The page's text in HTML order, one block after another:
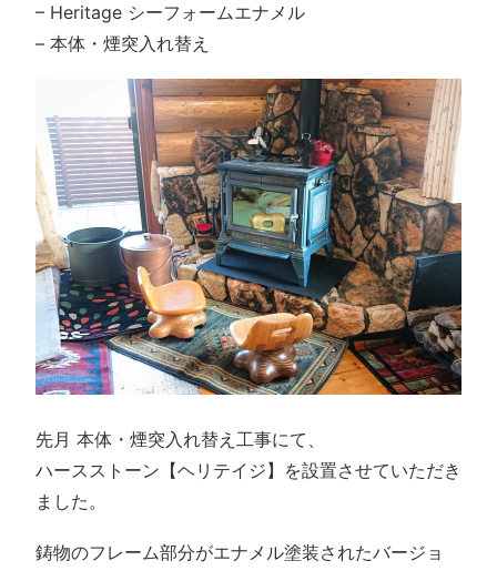
– Heritage シーフォームエナメル
– 本体・煙突入れ替え
先月 本体・煙突入れ替え工事にて、
ハースストーン【ヘリテイジ】を設置させていただき
ました。
鋳物のフレーム部分がエナメル塗装されたバージョ